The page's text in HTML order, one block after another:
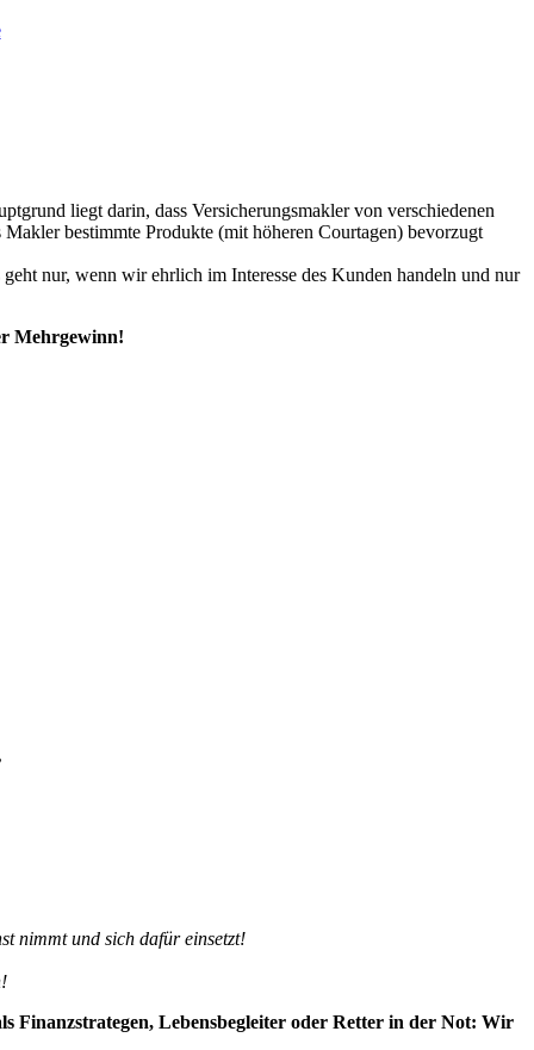
liegt darin, dass Versicherungsmakler von verschiedenen
bestimmte Produkte (mit höheren Courtagen) bevorzugt
nur, wenn wir ehrlich im Interesse des Kunden handeln und nur
Mehrgewinn!
nimmt und sich dafür einsetzt!
Finanzstrategen, Lebensbegleiter oder Retter in der Not: Wir